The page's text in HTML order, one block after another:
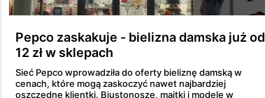
Pepco zaskakuje - bielizna damska już od
12 zł w sklepach
Sieć Pepco wprowadziła do oferty bieliznę damską w
cenach, które mogą zaskoczyć nawet najbardziej
oszczędne klientki. Biustonosze, majtki i modele w